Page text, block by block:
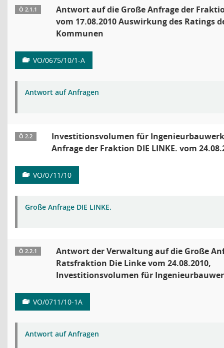
Ö 2.1.1
Antwort auf die Große Anfrage der
vom 17.08.2010 Auswirkung des Ratings
Kommunen
VO/0675/10/1-A
Antwort auf Anfragen
Ö 2.2
Investitionsvolumen für
Anfrage der Fraktion DIE LINKE. vom
VO/0711/10
Große Anfrage DIE LINKE.
Ö 2.2.1
Antwort der Verwaltung auf die Große
Ratsfraktion Die Linke vom 24.08.2010,
Investitionsvolumen für
VO/0711/10-1A
Antwort auf Anfragen